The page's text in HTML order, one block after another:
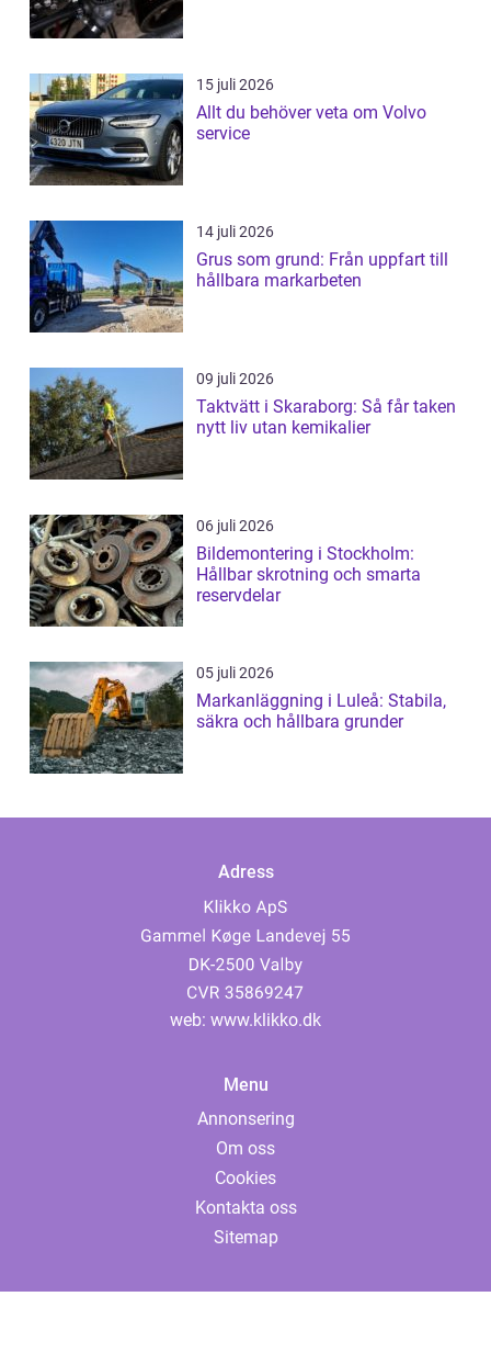
15 juli 2026
Allt du behöver veta om Volvo
service
14 juli 2026
Grus som grund: Från uppfart till
hållbara markarbeten
09 juli 2026
Taktvätt i Skaraborg: Så får taken
nytt liv utan kemikalier
06 juli 2026
Bildemontering i Stockholm:
Hållbar skrotning och smarta
reservdelar
05 juli 2026
Markanläggning i Luleå: Stabila,
säkra och hållbara grunder
Adress
web: www.klikko.dk
Menu
Annonsering
Om oss
Cookies
Kontakta oss
Sitemap